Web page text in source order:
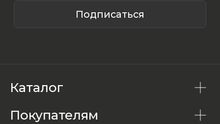
Каталог
Покупателям